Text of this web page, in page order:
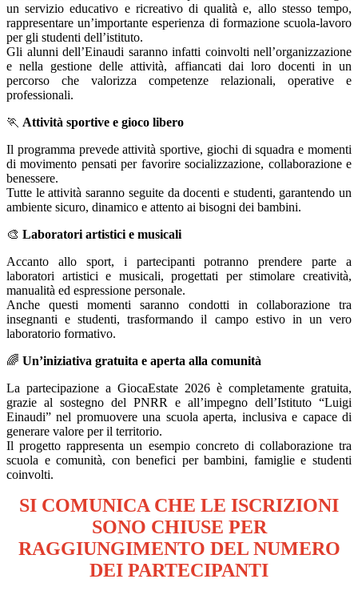
un servizio educativo e ricreativo di qualità e, allo stesso tempo,
rappresentare un’importante esperienza di formazione scuola‑lavoro
per gli studenti dell’istituto.
Gli alunni dell’Einaudi saranno infatti coinvolti nell’organizzazione
e nella gestione delle attività, affiancati dai loro docenti in un
percorso che valorizza competenze relazionali, operative e
professionali.
🏃 Attività sportive e gioco libero
Il programma prevede attività sportive, giochi di squadra e momenti
di movimento pensati per favorire socializzazione, collaborazione e
benessere.
Tutte le attività saranno seguite da docenti e studenti, garantendo un
ambiente sicuro, dinamico e attento ai bisogni dei bambini.
🎨 Laboratori artistici e musicali
Accanto allo sport, i partecipanti potranno prendere parte a
laboratori artistici e musicali, progettati per stimolare creatività,
manualità ed espressione personale.
Anche questi momenti saranno condotti in collaborazione tra
insegnanti e studenti, trasformando il campo estivo in un vero
laboratorio formativo.
🌈 Un’iniziativa gratuita e aperta alla comunità
La partecipazione a GiocaEstate 2026 è completamente gratuita,
grazie al sostegno del PNRR e all’impegno dell’Istituto “Luigi
Einaudi” nel promuovere una scuola aperta, inclusiva e capace di
generare valore per il territorio.
Il progetto rappresenta un esempio concreto di collaborazione tra
scuola e comunità, con benefici per bambini, famiglie e studenti
coinvolti.
SI COMUNICA CHE LE ISCRIZIONI
SONO CHIUSE PER
RAGGIUNGIMENTO DEL NUMERO
DEI PARTECIPANTI